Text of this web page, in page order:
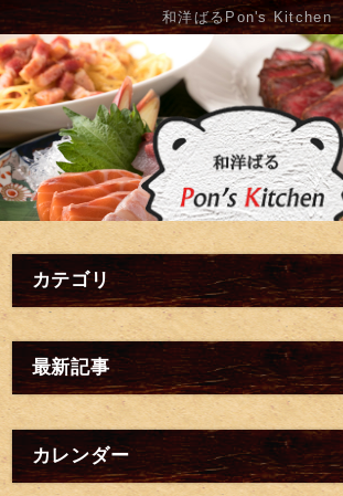
和洋ばるPon's Kitchen
カテゴリ
最新記事
カレンダー